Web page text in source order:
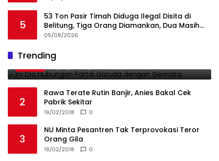
5
53 Ton Pasir Timah Diduga Ilegal Disita di
Belitung, Tiga Orang Diamankan, Dua Masih
Diburu
05/08/2026
Trending
1
Gerindra
2
Rawa Terate Rutin Banjir, Anies Bakal Cek
Pabrik Sekitar
19/02/2018 0
3
NU Minta Pesantren Tak Terprovokasi Teror
Orang Gila
19/02/2018 0